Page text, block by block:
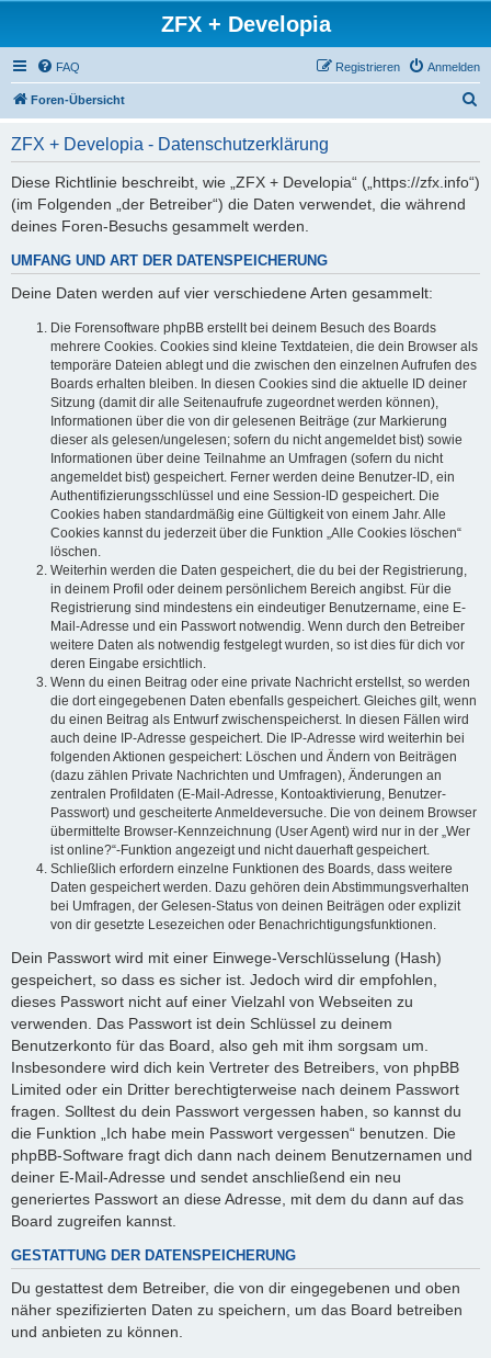
ZFX + Developia
FAQ Anmelden
Registrieren
Foren-Übersicht
ZFX + Developia - Datenschutzerklärung
Diese Richtlinie beschreibt, wie „ZFX + Developia“ („https://zfx.info“)
(im Folgenden „der Betreiber“) die Daten verwendet, die während
deines Foren-Besuchs gesammelt werden.
UMFANG UND ART DER DATENSPEICHERUNG
Deine Daten werden auf vier verschiedene Arten gesammelt:
Die Forensoftware phpBB erstellt bei deinem Besuch des Boards
mehrere Cookies. Cookies sind kleine Textdateien, die dein Browser als
temporäre Dateien ablegt und die zwischen den einzelnen Aufrufen des
Boards erhalten bleiben. In diesen Cookies sind die aktuelle ID deiner
Sitzung (damit dir alle Seitenaufrufe zugeordnet werden können),
Informationen über die von dir gelesenen Beiträge (zur Markierung
dieser als gelesen/ungelesen; sofern du nicht angemeldet bist) sowie
Informationen über deine Teilnahme an Umfragen (sofern du nicht
angemeldet bist) gespeichert. Ferner werden deine Benutzer-ID, ein
Authentifizierungsschlüssel und eine Session-ID gespeichert. Die
Cookies haben standardmäßig eine Gültigkeit von einem Jahr. Alle
Cookies kannst du jederzeit über die Funktion „Alle Cookies löschen“
löschen.
Weiterhin werden die Daten gespeichert, die du bei der Registrierung,
in deinem Profil oder deinem persönlichem Bereich angibst. Für die
Registrierung sind mindestens ein eindeutiger Benutzername, eine E-
Mail-Adresse und ein Passwort notwendig. Wenn durch den Betreiber
weitere Daten als notwendig festgelegt wurden, so ist dies für dich vor
deren Eingabe ersichtlich.
Wenn du einen Beitrag oder eine private Nachricht erstellst, so werden
die dort eingegebenen Daten ebenfalls gespeichert. Gleiches gilt, wenn
du einen Beitrag als Entwurf zwischenspeicherst. In diesen Fällen wird
auch deine IP-Adresse gespeichert. Die IP-Adresse wird weiterhin bei
folgenden Aktionen gespeichert: Löschen und Ändern von Beiträgen
(dazu zählen Private Nachrichten und Umfragen), Änderungen an
zentralen Profildaten (E-Mail-Adresse, Kontoaktivierung, Benutzer-
Passwort) und gescheiterte Anmeldeversuche. Die von deinem Browser
übermittelte Browser-Kennzeichnung (User Agent) wird nur in der „Wer
ist online?“-Funktion angezeigt und nicht dauerhaft gespeichert.
Schließlich erfordern einzelne Funktionen des Boards, dass weitere
Daten gespeichert werden. Dazu gehören dein Abstimmungsverhalten
bei Umfragen, der Gelesen-Status von deinen Beiträgen oder explizit
von dir gesetzte Lesezeichen oder Benachrichtigungsfunktionen.
Dein Passwort wird mit einer Einwege-Verschlüsselung (Hash)
gespeichert, so dass es sicher ist. Jedoch wird dir empfohlen,
dieses Passwort nicht auf einer Vielzahl von Webseiten zu
verwenden. Das Passwort ist dein Schlüssel zu deinem
Benutzerkonto für das Board, also geh mit ihm sorgsam um.
Insbesondere wird dich kein Vertreter des Betreibers, von phpBB
Limited oder ein Dritter berechtigterweise nach deinem Passwort
fragen. Solltest du dein Passwort vergessen haben, so kannst du
die Funktion „Ich habe mein Passwort vergessen“ benutzen. Die
phpBB-Software fragt dich dann nach deinem Benutzernamen und
deiner E-Mail-Adresse und sendet anschließend ein neu
generiertes Passwort an diese Adresse, mit dem du dann auf das
Board zugreifen kannst.
GESTATTUNG DER DATENSPEICHERUNG
Du gestattest dem Betreiber, die von dir eingegebenen und oben
näher spezifizierten Daten zu speichern, um das Board betreiben
und anbieten zu können.